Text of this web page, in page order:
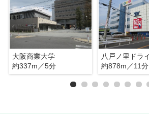
大阪商業大学
約337m／5分
約878m／11分